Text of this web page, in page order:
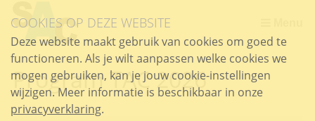
links
over
Spring
naar
de
inhoud
Program TAC 2026
COOKIES OP DEZE WEBSITE
Deze website maakt gebruik van cookies om goed te
functioneren. Als je wilt aanpassen welke cookies we
mogen gebruiken, kan je jouw cookie-instellingen
wijzigen. Meer informatie is beschikbaar in onze
privacyverklaring.